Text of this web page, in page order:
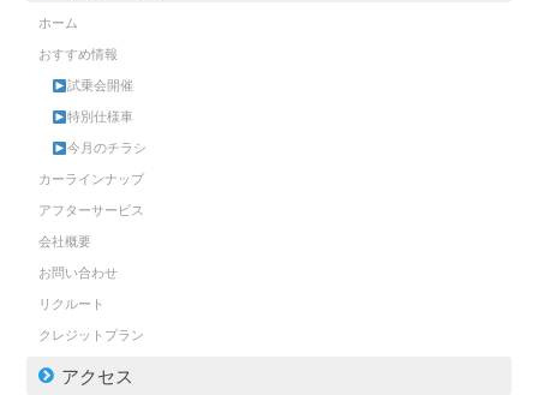
ホーム
おすすめ情報
試乗会開催
特別仕様車
今月のチラシ
カーラインナップ
アフターサービス
会社概要
お問い合わせ
リクルート
クレジットプラン
アクセス